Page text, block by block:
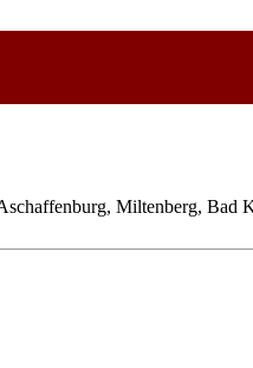
Miltenberg,